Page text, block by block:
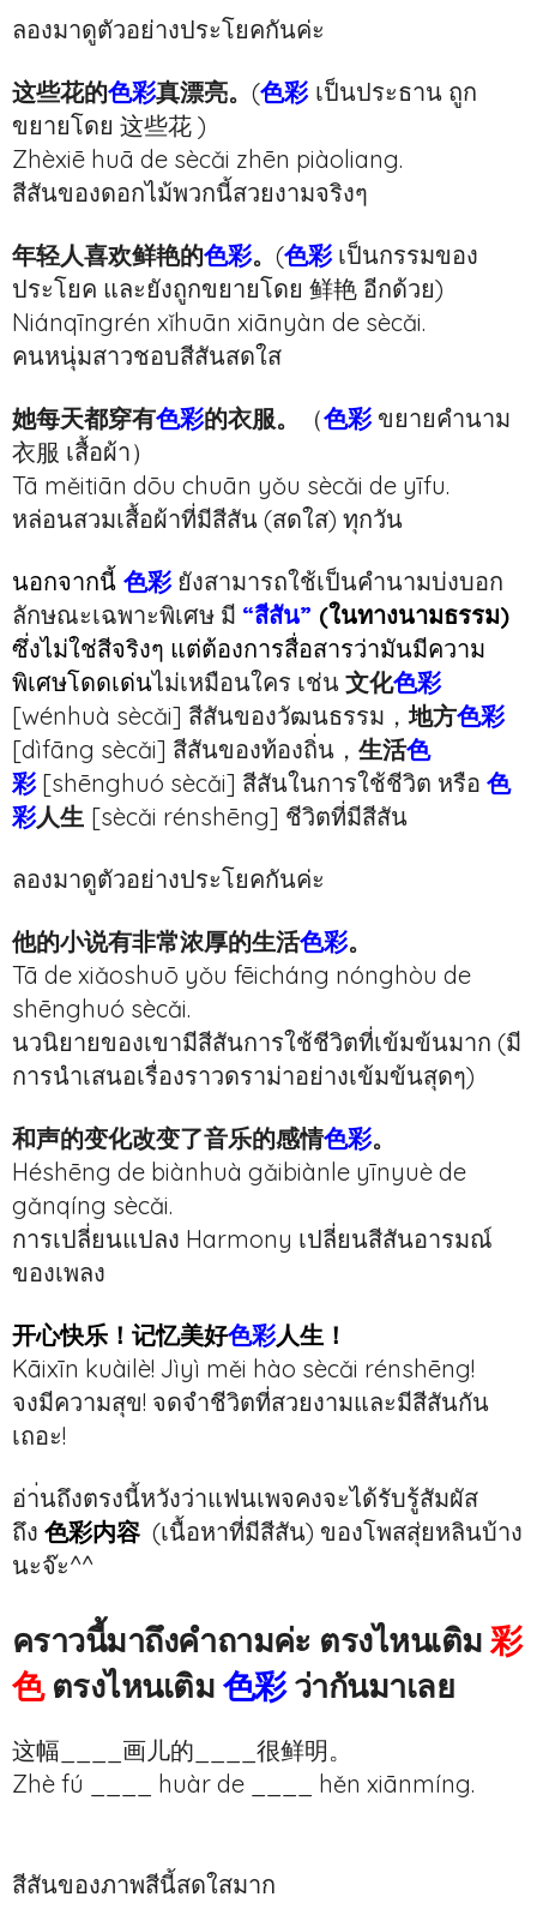
ลองมาดูตัวอย่างประโยคกันค่ะ
这些花的色彩真漂亮。 (色彩 เป็นประธาน ถูก
ขยายโดย 这些花 )
Zhèxiē huā de sècǎi zhēn piàoliang.
สีสันของดอกไม้พวกนี้สวยงามจริงๆ
年轻人喜欢鲜艳的色彩。 (色彩เป็นกรรมของ
ประโยค และยังถูกขยายโดย 鲜艳 อีกด้วย)
Niánqīngrén xǐhuān xiānyàn de sècǎi.
คนหนุ่มสาวชอบสีสันสดใส
她每天都穿有色彩的衣服。 （色彩ขยายคำนาม
衣服 เสื้อผ้า）
Tā měitiān dōu chuān yǒu sècǎi de yīfu.
หล่อนสวมเสื้อผ้าที่มีสีสัน (สดใส) ทุกวัน
นอกจากนี้ 色彩ยังสามารถใช้เป็นคำนามบ่งบอก
ลักษณะเฉพาะพิเศษ มี “สีสัน” (ในทางนามธรรม)
ซึ่งไม่ใช่สีจริงๆ แต่ต้องการสื่อสารว่ามันมีความ
พิเศษโดดเด่นไม่เหมือนใคร เช่น 文化色彩
[wénhuà sècǎi] สีสันของวัฒนธรรม，地方色彩
[dìfāng sècǎi] สีสันของท้องถิ่น， 生活色
彩[shēnghuó sècǎi] สีสันในการใช้ชีวิต หรือ 色
彩人生 [sècǎi rénshēng] ชีวิตที่มีสีสัน
ลองมาดูตัวอย่างประโยคกันค่ะ
他的小说有非常浓厚的生活色彩。
Tā de xiǎoshuō yǒu fēicháng nónghòu de
shēnghuó sècǎi.
นวนิยายของเขามีสีสันการใช้ชีวิตที่เข้มข้นมาก (มี
การนำเสนอเรื่องราวดราม่าอย่างเข้มข้นสุดๆ)
和声的变化改变了音乐的感情色彩。
Héshēng de biànhuà gǎibiànle yīnyuè de
gǎnqíng sècǎi.
การเปลี่ยนแปลง Harmony เปลี่ยนสีสันอารมณ์
ของเพลง
开心快乐！记忆美好色彩人生！
Kāixīn kuàilè! Jìyì měi hào sècǎi rénshēng!
จงมีความสุข! จดจำชีวิตที่สวยงามและมีสีสันกัน
เถอะ!
อ่า่นถึงตรงนี้หวังว่าแฟนเพจคงจะได้รับรู้สัมผัส
ถึง 色彩内容 (เนื้อหาที่มีสีสัน) ของโพสสุ่ยหลินบ้าง
นะจ๊ะ^^
คราวนี้มาถึงคำถามค่ะ ตรงไหนเติม彩
色ตรงไหนเติม 色彩ว่ากันมาเลย
这幅____画儿的____很鲜明。
Zhè fú ____ huàr de ____ hěn xiānmíng.
สีสันของภาพสีนี้สดใสมาก